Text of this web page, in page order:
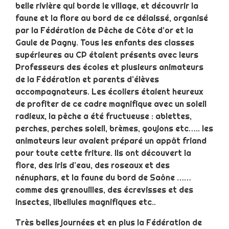
belle rivière qui borde le village, et découvrir la
faune et la flore au bord de ce délaissé, organisé
par la Fédération de Pêche de Côte d’or et la
Gaule de Pagny. Tous les enfants des classes
supérieures au CP étaient présents avec leurs
Professeurs des écoles et plusieurs animateurs
de la Fédération et parents d’élèves
accompagnateurs. Les écoliers étaient heureux
de profiter de ce cadre magnifique avec un soleil
radieux, la pêche a été fructueuse : ablettes,
perches, perches soleil, brèmes, goujons etc….. les
animateurs leur avaient préparé un appât friand
pour toute cette friture. Ils ont découvert la
flore, des iris d’eau, des roseaux et des
nénuphars, et la faune du bord de Saône ……
comme des grenouilles, des écrevisses et des
insectes, libellules magnifiques etc..
Très belles journées et en plus la Fédération de